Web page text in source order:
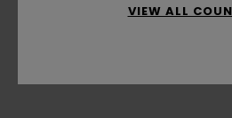
VIEW ALL